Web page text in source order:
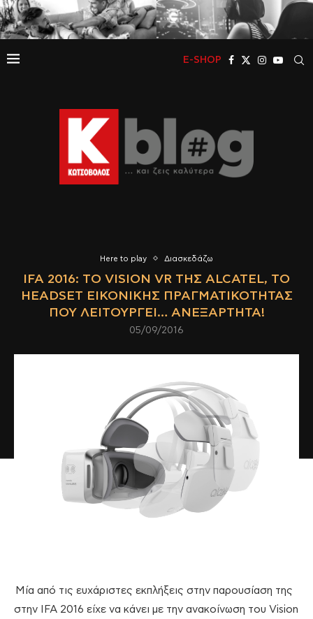
E-SHOP
Here to play Διασκεδάζω
IFA 2016: TO VISION VR ΤΗΣ ALCATEL, ΤΟ
HEADSET ΕΙΚΟΝΙΚΉΣ ΠΡΑΓΜΑΤΙΚΌΤΗΤΑΣ
ΠΟΥ ΛΕΙΤΟΥΡΓΕΊ… ΑΝΕΞΆΡΤΗΤΑ!
05/09/2016
Μία από τις ευχάριστες εκπλήξεις στην παρουσίαση της
στην IFA 2016 είχε να κάνει με την ανακοίνωση του Vision